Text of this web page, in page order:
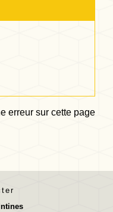
erreur sur cette page